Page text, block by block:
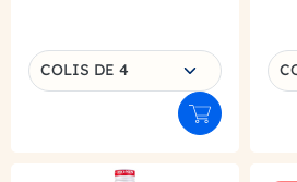
Choisissez une déclinaison
COLIS DE 4
Ajouter au